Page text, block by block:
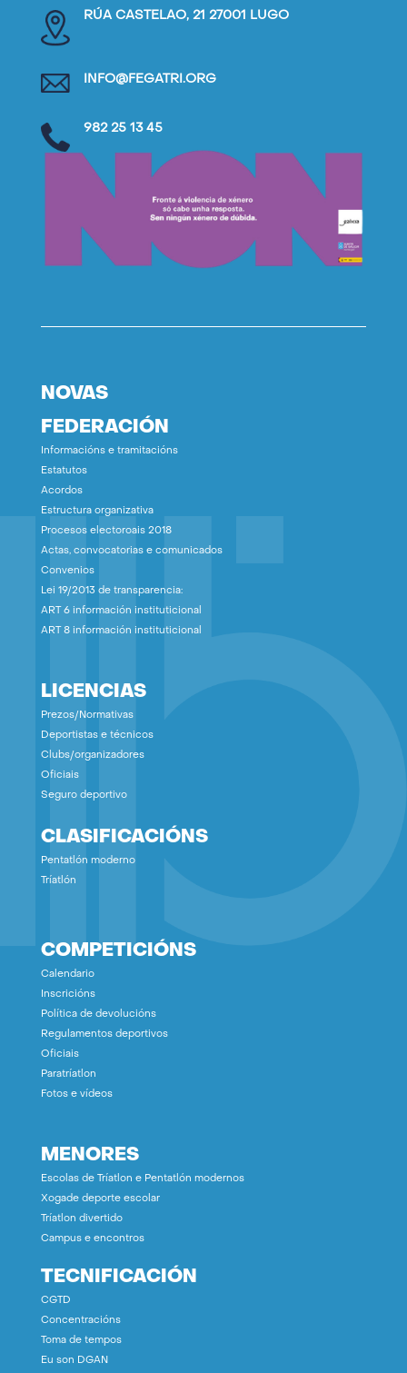
RÚA CASTELAO, 21 27001 LUGO
INFO@FEGATRI.ORG
982 25 13 45
NOVAS
FEDERACIÓN
Informacións e tramitacións
Estatutos
Acordos
Estructura organizativa
Procesos electoroais 2018
Actas, convocatorias e comunicados
Convenios
Lei 19/2013 de transparencia:
ART 6 información instituticional
ART 8 información instituticional
LICENCIAS
Prezos/Normativas
Deportistas e técnicos
Clubs/organizadores
Oficiais
Seguro deportivo
CLASIFICACIÓNS
Pentatlón moderno
Tríatlón
COMPETICIÓNS
Calendario
Inscricións
Política de devolucións
Regulamentos deportivos
Oficiais
Paratríatlon
Fotos e vídeos
MENORES
Escolas de Tríatlon e Pentatlón modernos
Xogade deporte escolar
Tríatlon divertido
Campus e encontros
TECNIFICACIÓN
CGTD
Concentracións
Toma de tempos
Eu son DGAN